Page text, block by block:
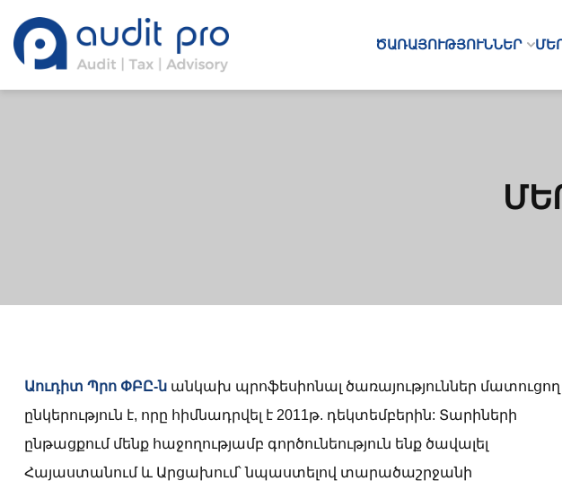
ԾԱՌԱՅՈՒԹՅՈՒՆՆԵՐ
Աուդիտ Պրո ՓԲԸ-ն անկախ պրոֆեսիոնալ ծառայություններ մատուցող
ընկերություն է, որը հիմնադրվել է 2011թ. դեկտեմբերին: Տարիների
ընթացքում մենք հաջողությամբ գործունեություն ենք ծավալել
Հայաստանում և Արցախում՝ նպաստելով տարածաշրջանի